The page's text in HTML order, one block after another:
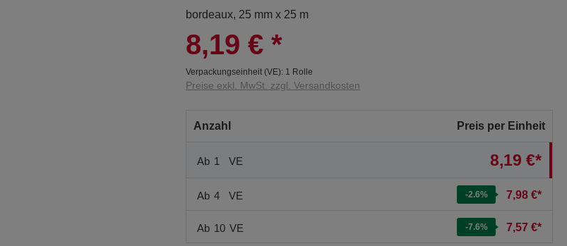
bordeaux, 25 mm x 25 m
8,19 € *
Verpackungseinheit (VE): 1 Rolle
Preise exkl. MwSt. zzgl. Versandkosten
Anzahl Preis per Einheit
Ab 1 VE 8,19 €*
Ab 4 VE -2.6% 7,98 €*
Ab 10 VE -7.6% 7,57 €*